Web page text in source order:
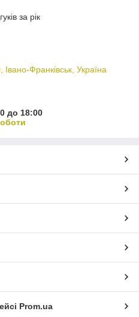
за рік
Франківськ, Україна
до 18:00
Prom.ua